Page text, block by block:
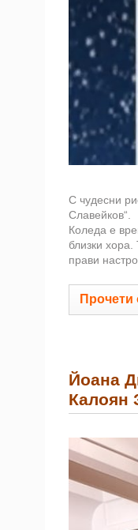
С чудесни
Славейков“.
Коледа е
близки
прави
Йоана
Калоян